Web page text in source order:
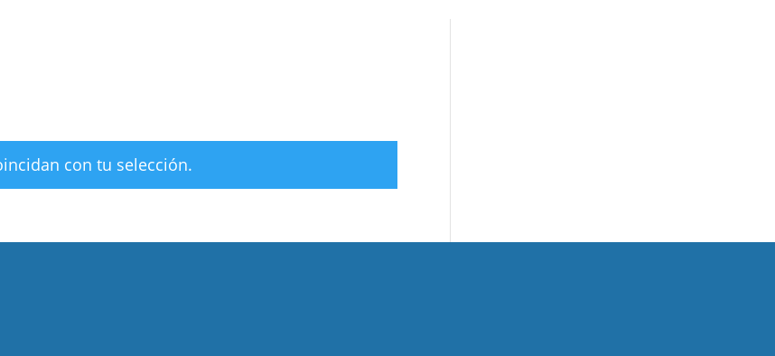
con tu selección.